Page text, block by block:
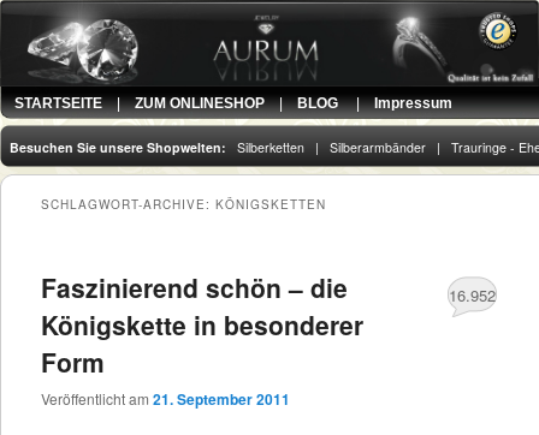
STARTSEITE|ZUM ONLINESHOP|BLOG|Impressum
Besuchen Sie unsere Shopwelten: Silberketten| Silberarmbänder| Trauringe -
Hauptmenü
Zum sekundären Inhalt wechseln
SCHLAGWORT-ARCHIVE:KÖNIGSKETTEN
Faszinierend schön – die
Königskette in besonderer
Form
Veröffentlicht am21. September 2011
16.952